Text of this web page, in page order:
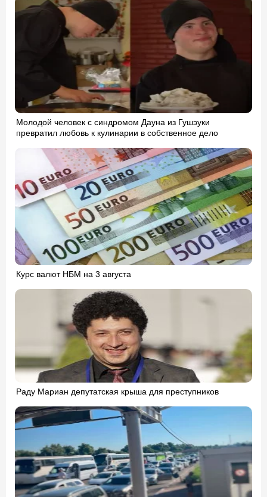
Молодой человек с синдромом Дауна из Гушэуки
превратил любовь к кулинарии в собственное дело
Курс валют НБМ на 3 августа
Раду Мариан депутатская крыша для преступников